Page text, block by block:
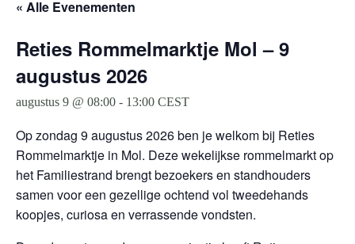
« Alle Evenementen
Reties Rommelmarktje Mol – 9
augustus 2026
augustus 9 @ 08:00 - 13:00 CEST
Op zondag 9 augustus 2026 ben je welkom bij Reties
Rommelmarktje in Mol. Deze wekelijkse rommelmarkt op
het Familiestrand brengt bezoekers en standhouders
samen voor een gezellige ochtend vol tweedehands
koopjes, curiosa en verrassende vondsten.